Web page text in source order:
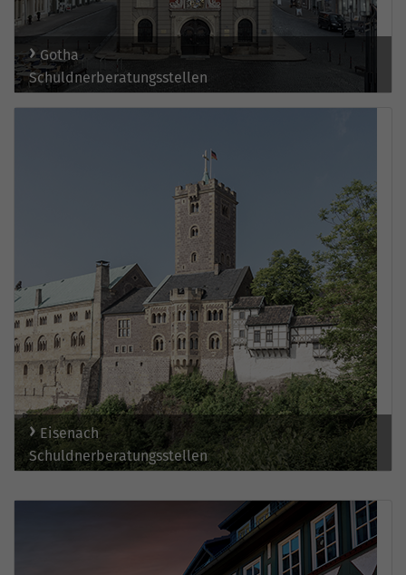
Gotha
Schuldnerberatungsstellen
Eisenach
Schuldnerberatungsstellen